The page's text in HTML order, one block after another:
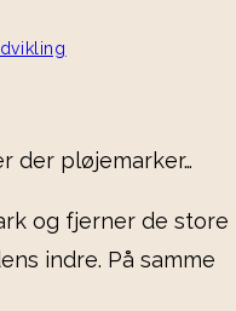
der pløjemarker…
og fjerner de store
indre. På samme